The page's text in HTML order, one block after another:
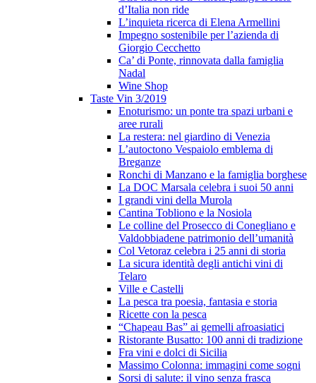
d’Italia non ride
L’inquieta ricerca di Elena Armellini
Impegno sostenibile per l’azienda di
Giorgio Cecchetto
Ca’ di Ponte, rinnovata dalla famiglia
Nadal
Wine Shop
Taste Vin 3/2019
Enoturismo: un ponte tra spazi urbani e
aree rurali
La restera: nel giardino di Venezia
L’autoctono Vespaiolo emblema di
Breganze
Ronchi di Manzano e la famiglia borghese
La DOC Marsala celebra i suoi 50 anni
I grandi vini della Murola
Cantina Tobliono e la Nosiola
Le colline del Prosecco di Conegliano e
Valdobbiadene patrimonio dell’umanità
Col Vetoraz celebra i 25 anni di storia
La sicura identità degli antichi vini di
Telaro
Ville e Castelli
La pesca tra poesia, fantasia e storia
Ricette con la pesca
“Chapeau Bas” ai gemelli afroasiatici
Ristorante Busatto: 100 anni di tradizione
Fra vini e dolci di Sicilia
Massimo Colonna: immagini come sogni
Sorsi di salute: il vino senza frasca